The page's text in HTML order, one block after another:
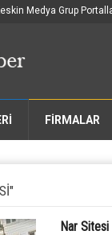
Medya Grup
FIRMALAR
Nar Sitesi